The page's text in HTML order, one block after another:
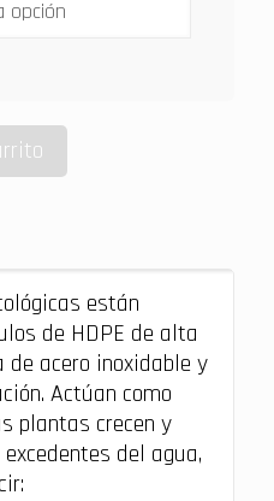
están
de HDPE de alta
acero inoxidable y
Actúan como
plantas crecen y
del agua,